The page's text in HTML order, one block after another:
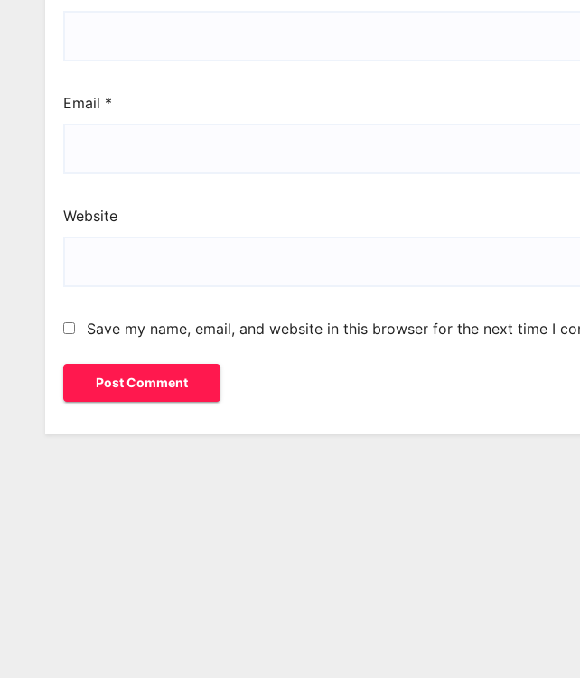
Email *
Website
Save my name, email, and website in this browser for the next time I